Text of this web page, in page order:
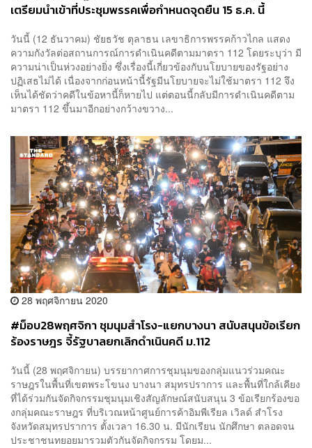
เตรียมนำเข้าที่ประชุมพรรคเพื่อกำหนดจุดยืน 15 ธ.ค. นี้
วันนี้ (12 ธันวาคม) ชัยธวัช ตุลาธน เลขาธิการพรรคก้าวไกล แสดง
ความกังวัลต่อสถานการณ์การดำเนินคดีตามมาตรา 112 โดยระบุว่า มี
ความน่าเป็นห่วงอย่างยิ่ง ซึ่งเรื่องนี้เกี่ยวข้องกับนโยบายของรัฐอย่าง
ปฏิเสธไม่ได้ เนื่องจากก่อนหน้านี้รัฐมีนโยบายจะไม่ใช้มาตรา 112 จึง
เห็นได้ชัดว่าคดีในข้อหานี้ก็หายไป แต่ตอนนี้กลับมีการดำเนินคดีตาม
มาตรา 112 ขึ้นมาอีกอย่างกว้างขวาง...
28 พฤศจิกายน 2020
#ม็อบ28พฤศจิกา ชุมนุมสำโรง-แยกบางนา สนับสนุนข้อเรียก
ร้องราษฎร จี้รัฐบาลยกเลิกดำเนินคดี ม.112
วันนี้ (28 พฤศจิกายน) บรรยากาศการชุมนุมของกลุ่มแนวร่วมคณะ
ราษฎรในพื้นที่เขตพระโขนง บางนา สมุทรปราการ และพื้นที่ใกล้เคียง
ที่ได้ร่วมกันจัดกิจกรรมชุมนุมเชิงสัญลักษณ์สนับสนุน 3 ข้อเรียกร้องขอ
งกลุ่มคณะราษฎร ที่บริเวณหน้าศูนย์การค้าอิมพีเรียล เวิลด์ สำโรง
จังหวัดสมุทรปราการ ตั้งเวลา 16.30 น. มีนักเรียน นักศึกษา ตลอดจน
ประชาชนทยอยมารวมตัวกันจัดกิจกรรม โดยม...